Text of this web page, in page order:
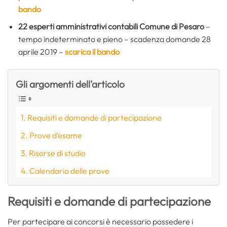
bando
22 esperti amministrativi contabili Comune di Pesaro–
tempo indeterminato e pieno – scadenza domande 28
aprile 2019 – scarica il bando
Gli argomenti dell'articolo
Requisiti e domande di partecipazione
Prove d’esame
Risorse di studio
Calendario delle prove
Requisiti e domande di partecipazione
Per partecipare ai concorsi è necessario possedere i